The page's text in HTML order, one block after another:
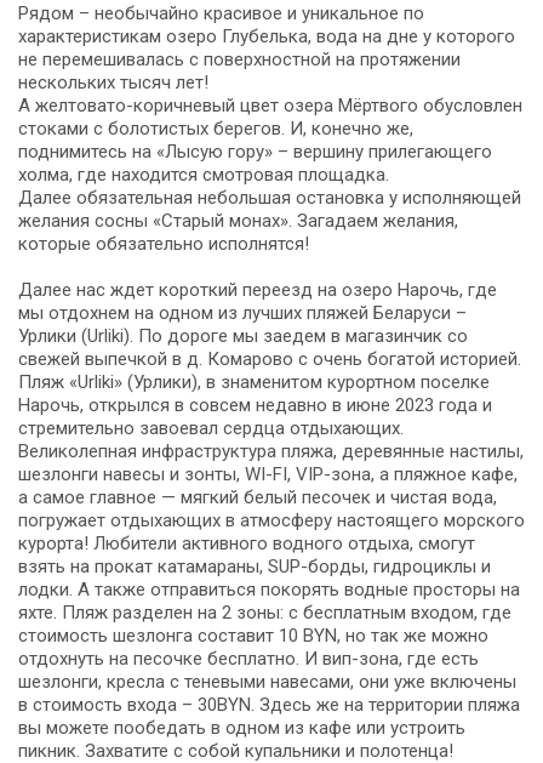
Рядом – необычайно красивое и уникальное по
характеристикам озеро Глубелька, вода на дне у которого
не перемешивалась с поверхностной на протяжении
нескольких тысяч лет!
А желтовато-коричневый цвет озера Мёртвого обусловлен
стоками с болотистых берегов. И, конечно же,
поднимитесь на «Лысую гору» – вершину прилегающего
холма, где находится смотровая площадка.
Далее обязательная небольшая остановка у исполняющей
желания сосны «Старый монах». Загадаем желания,
которые обязательно исполнятся!
Далее нас ждет короткий переезд на озеро Нарочь, где
мы отдохнем на одном из лучших пляжей Беларуси –
Урлики (Urliki). По дороге мы заедем в магазинчик со
свежей выпечкой в д. Комарово с очень богатой историей.
Пляж «Urliki» (Урлики), в знаменитом курортном поселке
Нарочь, открылся в совсем недавно в июне 2023 года и
стремительно завоевал сердца отдыхающих.
Великолепная инфраструктура пляжа, деревянные настилы,
шезлонги навесы и зонты, WI-FI, VIP-зона, а пляжное кафе,
а самое главное — мягкий белый песочек и чистая вода,
погружает отдыхающих в атмосферу настоящего морского
курорта! Любители активного водного отдыха, смогут
взять на прокат катамараны, SUP-борды, гидроциклы и
лодки. А также отправиться покорять водные просторы на
яхте. Пляж разделен на 2 зоны: с бесплатным входом, где
стоимость шезлонга составит 10 BYN, но так же можно
отдохнуть на песочке бесплатно. И вип-зона, где есть
шезлонги, кресла с теневыми навесами, они уже включены
в стоимость входа – 30BYN. Здесь же на территории пляжа
вы можете пообедать в одном из кафе или устроить
пикник. Захватите с собой купальники и полотенца!